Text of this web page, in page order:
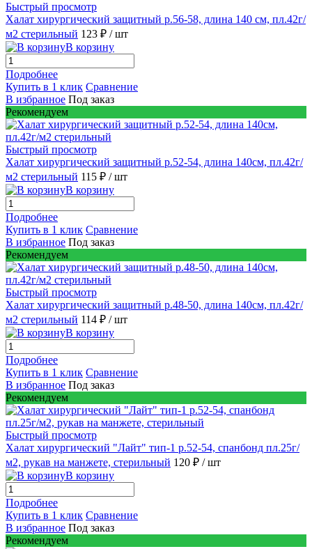
Быстрый просмотр
Халат хирургический защитный р.56-58, длина 140 см, пл.42г/
м2 стерильный 123 ₽ / шт
В корзину
Подробнее
Купить в 1 клик Сравнение
В избранное Под заказ
Рекомендуем
Быстрый просмотр
Халат хирургический защитный р.52-54, длина 140см, пл.42г/
м2 стерильный 115 ₽ / шт
В корзину
Подробнее
Купить в 1 клик Сравнение
В избранное Под заказ
Рекомендуем
Быстрый просмотр
Халат хирургический защитный р.48-50, длина 140см, пл.42г/
м2 стерильный 114 ₽ / шт
В корзину
Подробнее
Купить в 1 клик Сравнение
В избранное Под заказ
Рекомендуем
Быстрый просмотр
Халат хирургический "Лайт" тип-1 р.52-54, спанбонд пл.25г/
м2, рукав на манжете, стерильный 120 ₽ / шт
В корзину
Подробнее
Купить в 1 клик Сравнение
В избранное Под заказ
Рекомендуем